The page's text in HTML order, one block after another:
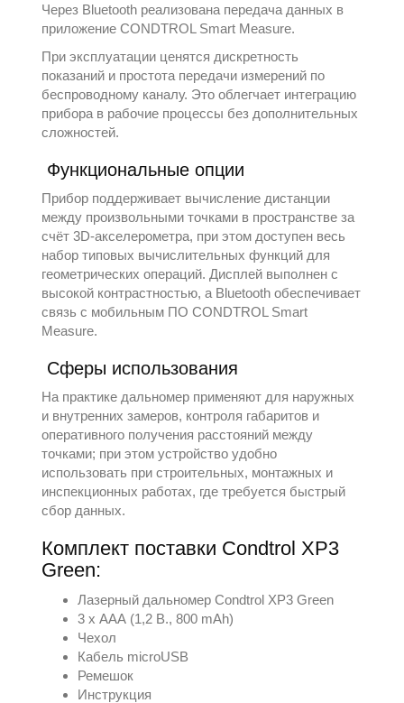
Через Bluetooth реализована передача данных в
приложение CONDTROL Smart Measure.
При эксплуатации ценятся дискретность
показаний и простота передачи измерений по
беспроводному каналу. Это облегчает интеграцию
прибора в рабочие процессы без дополнительных
сложностей.
Функциональные опции
Прибор поддерживает вычисление дистанции
между произвольными точками в пространстве за
счёт 3D-акселерометра, при этом доступен весь
набор типовых вычислительных функций для
геометрических операций. Дисплей выполнен с
высокой контрастностью, а Bluetooth обеспечивает
связь с мобильным ПО CONDTROL Smart
Measure.
Сферы использования
На практике дальномер применяют для наружных
и внутренних замеров, контроля габаритов и
оперативного получения расстояний между
точками; при этом устройство удобно
использовать при строительных, монтажных и
инспекционных работах, где требуется быстрый
сбор данных.
Комплект поставки Condtrol XP3
Green:
Лазерный дальномер Condtrol XP3 Green
3 х ААА (1,2 В., 800 mAh)
Чехол
Кабель microUSB
Ремешок
Инструкция